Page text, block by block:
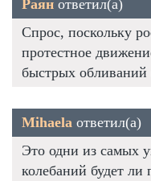
Раян ответил(а)
Спрос, поскольку
протестное
быстрых обливаний
Mihaela ответил(а)
Это одни из самых
колебаний будет